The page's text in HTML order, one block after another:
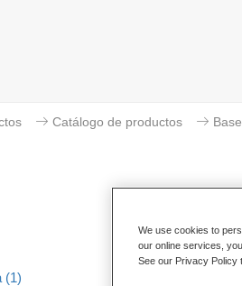
Catálogo de productos
(1)
We use cookies to
our online services,
See our Privacy Policy